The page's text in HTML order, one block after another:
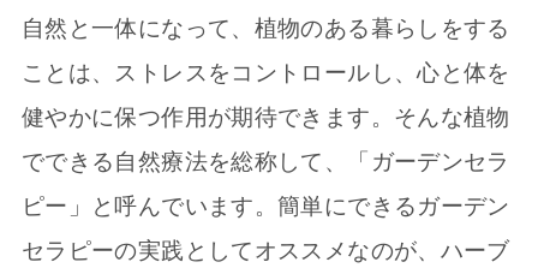
自然と一体になって、植物のある暮らしをする
ことは、ストレスをコントロールし、心と体を
健やかに保つ作用が期待できます。そんな植物
でできる自然療法を総称して、「ガーデンセラ
ピー」と呼んでいます。簡単にできるガーデン
セラピーの実践としてオススメなのが、ハーブ